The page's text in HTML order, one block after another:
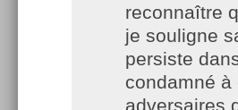
reconnaître
je souligne
persiste
condamné
adversaires